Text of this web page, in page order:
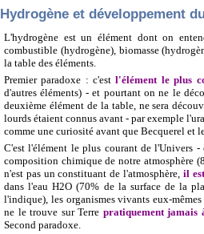
Hydrogène et développement
L'hydrogène est un élément dont on
combustible (hydrogène), biomasse
la table des éléments.
Premier paradoxe : c'estl'élément le plus
d'autres éléments) - et pourtant on ne le
deuxième élément de la table, ne sera
lourds étaient connus avant - par exemple
comme une curiosité avant que Becquerel et
C'est l'élément le plus courant de l'Univers
composition chimique de notre atmosphère
n'est pas un constituant de l'atmosphère, il
dans l'eau H2O (70% de la surface de la
l'indique), les organismes vivants eux-
ne le trouve sur Terre pratiquement jamais
Second paradoxe.